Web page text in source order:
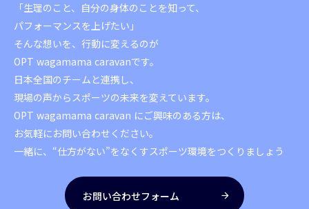
「生理のこと、自分の身体のことを知って、
パフォーマンスを上げたい」
そんな想いを、行動に変えるのが
OPT wagamama caravanです。
日本全国のチームと連携し、
現場の声からスポーツの未来を変えています。
OPT wagamama caravan にご興味のある方は、
お気軽にお問い合わせください。
一緒に、“仕方がない”をなくすスポーツ環境をつくりましょう
お問い合わせフォーム arrow_forward